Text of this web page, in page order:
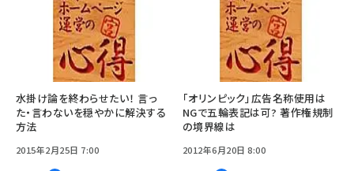
水掛け論を終わらせたい！ 言っ
た・言わないを穏やかに解決する
方法
2015年2月25日 7:00
「オリンピック」広告名称使用は
NGで五輪表記は可? 著作権規制
の境界線は
2012年6月20日 8:00